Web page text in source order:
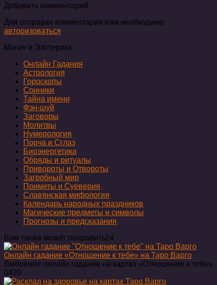
Добавить комментарий
Для отправки комментария вам необходимо
авторизоваться.
Магия и Эзотерика
Онлайн Гадания
Астрология
Гороскопы
Сонники
Тайна имени
Фэн-шуй
Заговоры
Молитвы
Нумерология
Порча и Сглаз
Биоэнергетика
Обряды и ритуалы
Привороты и Отвороты
Загробный мир
Приметы и Суеверия
Славянская мифология
Календарь народных праздников
Магические предметы и символы
Прогнозы и предсказания
Вам также может понравиться
Онлайн гадание «Отношение к тебе» на Таро Варго
Любовное онлайн гадание на картах «Отношение к тебе»
0420